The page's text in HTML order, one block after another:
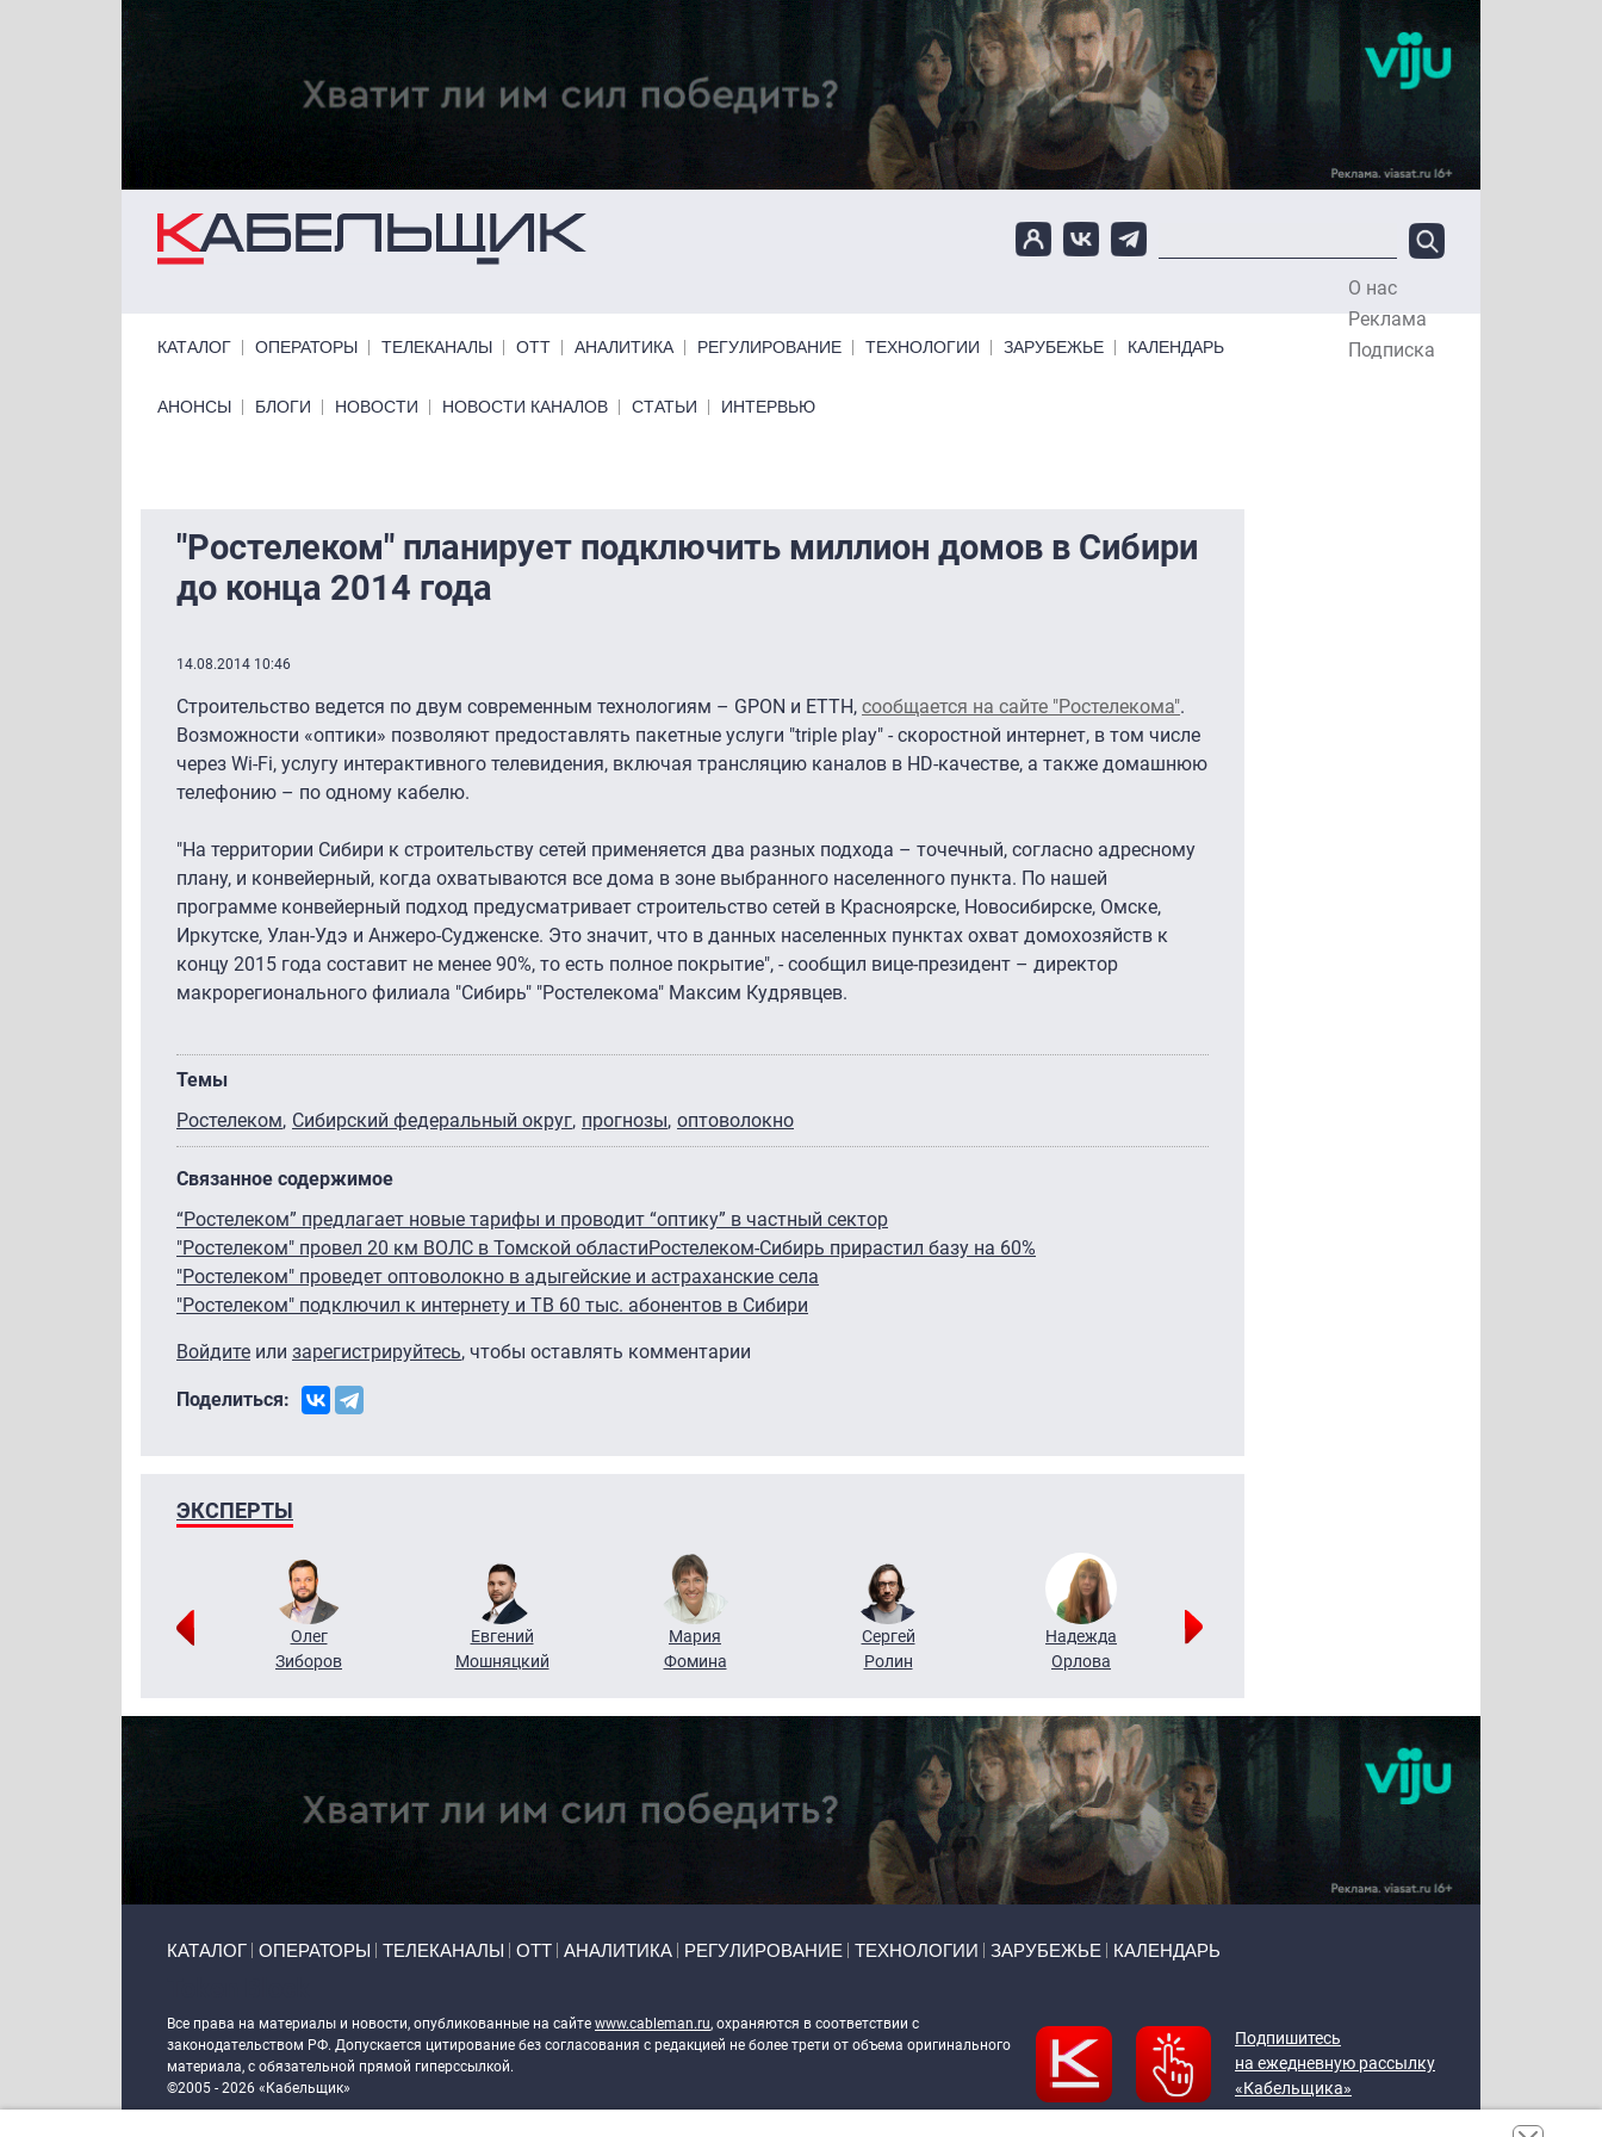
Перейти к основному содержанию
О нас
Реклама
Подписка
КАТАЛОГ ОПЕРАТОРЫ ТЕЛЕКАНАЛЫ ОТТ АНАЛИТИКА РЕГУЛИРОВАНИЕ ТЕХНОЛОГИИ ЗАРУБЕЖЬЕ КАЛЕНДАРЬ
Primary links bottom
АНОНСЫ БЛОГИ НОВОСТИ НОВОСТИ КАНАЛОВ СТАТЬИ ИНТЕРВЬЮ
"Ростелеком" планирует подключить миллион домов в Сибири
до конца 2014 года
14.08.2014 10:46
Строительство ведется по двум современным технологиям – GPON и ETTH, сообщается на сайте "Ростелекома".
Возможности «оптики» позволяют предоставлять пакетные услуги "triple play" - скоростной интернет, в том числе
через Wi-Fi, услугу интерактивного телевидения, включая трансляцию каналов в HD-качестве, а также домашнюю
телефонию – по одному кабелю.
"На территории Сибири к строительству сетей применяется два разных подхода – точечный, согласно адресному
плану, и конвейерный, когда охватываются все дома в зоне выбранного населенного пункта. По нашей
программе конвейерный подход предусматривает строительство сетей в Красноярске, Новосибирске, Омске,
Иркутске, Улан-Удэ и Анжеро-Судженске. Это значит, что в данных населенных пунктах охват домохозяйств к
концу 2015 года составит не менее 90%, то есть полное покрытие", - сообщил вице-президент – директор
макрорегионального филиала "Сибирь" "Ростелекома" Максим Кудрявцев.
Темы
Ростелеком Сибирский федеральный округ прогнозы оптоволокно
Связанное содержимое
“Ростелеком” предлагает новые тарифы и проводит “оптику” в частный сектор
"Ростелеком" провел 20 км ВОЛС в Томской областиРостелеком-Сибирь прирастил базу на 60%
"Ростелеком" проведет оптоволокно в адыгейские и астраханские села
"Ростелеком" подключил к интернету и ТВ 60 тыс. абонентов в Сибири
Войдите или зарегистрируйтесь, чтобы оставлять комментарии
Поделиться:
ЭКСПЕРТЫ
Олег
Зиборов
Евгений
Мошняцкий
Мария
Фомина
Сергей
Ролин
Надежда
Орлова
КАТАЛОГ ОПЕРАТОРЫ ТЕЛЕКАНАЛЫ ОТТ АНАЛИТИКА РЕГУЛИРОВАНИЕ ТЕХНОЛОГИИ ЗАРУБЕЖЬЕ КАЛЕНДАРЬ
Все права на материалы и новости, опубликованные на сайте www.cableman.ru, охраняются в соответствии с
законодательством РФ. Допускается цитирование без согласования с редакцией не более трети от объема оригинального
материала, с обязательной прямой гиперссылкой.
©2005 - 2026 «Кабельщик»
Подпишитесь
на ежедневную рассылку
«Кабельщика»